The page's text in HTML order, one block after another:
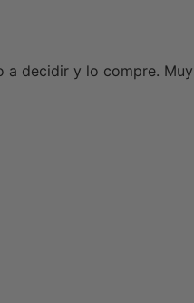
a decidir y lo compre.